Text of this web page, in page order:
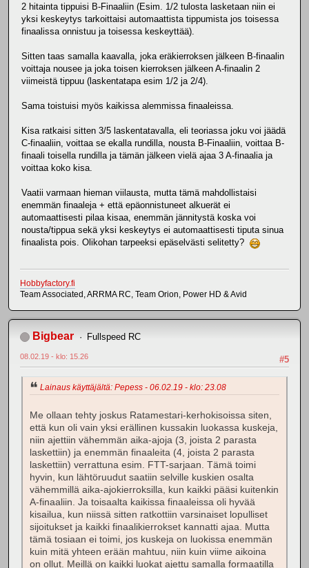
2 hitainta tippuisi B-Finaaliin (Esim. 1/2 tulosta lasketaan niin ei
yksi keskeytys tarkoittaisi automaattista tippumista jos toisessa
finaalissa onnistuu ja toisessa keskeyttää).
Sitten taas samalla kaavalla, joka eräkierroksen jälkeen B-finaalin
voittaja nousee ja joka toisen kierroksen jälkeen A-finaalin 2
viimeistä tippuu (laskentatapa esim 1/2 ja 2/4).
Sama toistuisi myös kaikissa alemmissa finaaleissa.
Kisa ratkaisi sitten 3/5 laskentatavalla, eli teoriassa joku voi jäädä
C-finaaliin, voittaa se ekalla rundilla, nousta B-Finaaliin, voittaa B-
finaali toisella rundilla ja tämän jälkeen vielä ajaa 3 A-finaalia ja
voittaa koko kisa.
Vaatii varmaan hieman viilausta, mutta tämä mahdollistaisi
enemmän finaaleja + että epäonnistuneet alkuerät ei
automaattisesti pilaa kisaa, enemmän jännitystä koska voi
nousta/tippua sekä yksi keskeytys ei automaattisesti tiputa sinua
finaalista pois. Olikohan tarpeeksi epäselvästi selitetty?
Hobbyfactory.fi
Team Associated, ARRMA RC, Team Orion, Power HD & Avid
Bigbear Fullspeed RC
#5
08.02.19 - klo: 15.26
Lainaus käyttäjältä: Pepess - 06.02.19 - klo: 23.08
Me ollaan tehty joskus Ratamestari-kerhokisoissa siten,
että kun oli vain yksi erällinen kussakin luokassa kuskeja,
niin ajettiin vähemmän aika-ajoja (3, joista 2 parasta
laskettiin) ja enemmän finaaleita (4, joista 2 parasta
laskettiin) verrattuna esim. FTT-sarjaan. Tämä toimi
hyvin, kun lähtöruudut saatiin selville kuskien osalta
vähemmillä aika-ajokierroksilla, kun kaikki pääsi kuitenkin
A-finaaliin. Ja toisaalta kaikissa finaaleissa oli hyvää
kisailua, kun niissä sitten ratkottiin varsinaiset lopulliset
sijoitukset ja kaikki finaalikierrokset kannatti ajaa. Mutta
tämä tosiaan ei toimi, jos kuskeja on luokissa enemmän
kuin mitä yhteen erään mahtuu, niin kuin viime aikoina
on ollut. Meillä on kaikki luokat ajettu samalla formaatilla